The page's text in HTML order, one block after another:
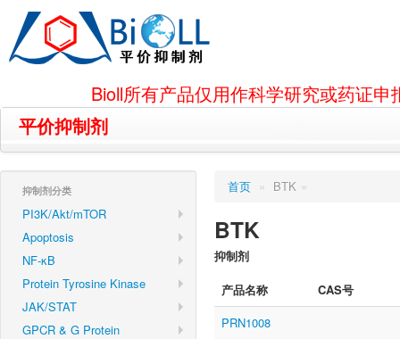
Bioll所有产品仅用作科学研究或药证
平价抑制剂
抑制剂分类
PI3K/Akt/mTOR
Apoptosis
NF-κB
Protein Tyrosine Kinase
JAK/STAT
GPCR & G Protein
首页 » BTK »
BTK
抑制剂
产品名称
CAS号
PRN1008